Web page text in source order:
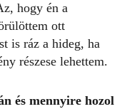
hogy én a
ott
is ráz a hideg, ha
részese lehettem.
és mennyire hozol